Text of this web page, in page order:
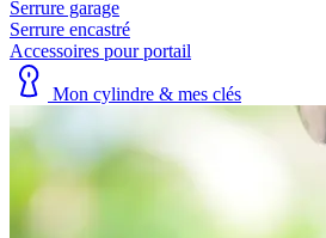
Serrure garage
Serrure encastré
Accessoires pour portail
Mon cylindre & mes clés